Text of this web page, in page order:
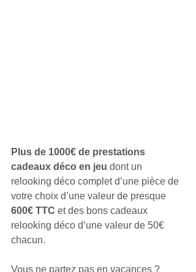
Plus de 1000€ de prestations
cadeaux déco en jeu dont un
relooking déco complet d’une pièce de
votre choix d’une valeur de presque
600€ TTC et des bons cadeaux
relooking déco d’une valeur de 50€
chacun.
Vous ne partez pas en vacances ?